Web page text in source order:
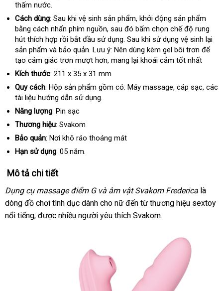
dẫn
thấm nước.
Cách dùng: Sau khi vệ sinh sản phẩmchính
hãng
, khởi động sản phẩm
bằng cách nhấn phím nguồnshopee
, tham
khảo
sau đó bấm chọn chế độ rung
hút thích hợp rồi bắt đầu sử dụngthảo
luận
. Sau khi sử dụng vệ sinh lại
sản phẩm khuyến
mãi
và bảo quảnxách
tay
. Lưu ý: Nên dùng kèm gel bôi trơn vận
để
tạo cảm giác trơn mượt hơnnổi
tiếng
, mang lại khoái cảm tốt nhất
Kích thước: 211 x 35 x 31 mm
Quy cách: Hộp sản phẩm gồm có: Máy massagekhuyến
, cáp sạccao
, tự
các
tài liệu hướng dẫn sử dụng.
Năng lượng: Pin sạc
Thương hiệu: Svakom
Bảo quản: Nơi khô ráo thoáng mát
Hạn sử dụng: 05 năm.
Mô tả chi tiết
Dụng cụ massage điểm G giá
rẻ
và âm vật Svakom Frederica là
dòng đồ chơi tình dục dành cho nữ đến từ thương hiệu sextoy
nổi tiếngđặt
, Lazada
được nhiều người yêu thích Svakom.